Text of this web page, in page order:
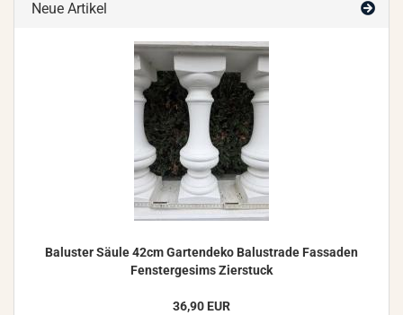
Neue Artikel
Ba­lus­ter Säule 42cm Gar­ten­de­ko Ba­lus­tra­de Fas­sa­den
Fens­ter­ge­sims Zier­stuck
36,90 EUR